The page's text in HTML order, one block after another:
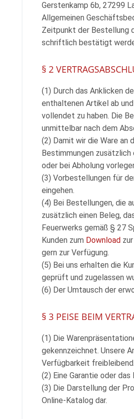
Gerstenkamp 6b, 27299
Allgemeinen
Zeitpunkt der Bestellung
schriftlich bestätigt
§ 2
(1) Durch das Anklicken
enthaltenen Artikel ab
vollendet zu haben. Die
unmittelbar nach dem
(2) Damit wir die Ware an
Bestimmungen zusätzlich
oder bei Abholung
(3) Vorbestellungen für
eingehen.
(4) Bei Bestellungen, die
zusätzlich einen Beleg,
Feuerwerks gemäß § 27
Kunden zum Download
gern zur Verfügung.
(5) Bei uns erhalten die
geprüft und zugelassen
(6) Der Umtausch der
§ 3 PEISE BEIM
(1) Die
gekennzeichnet. Unsere
Verfügbarkeit freibleibend.
(2) Eine Garantie oder
(3) Die Darstellung der
Online-Katalog dar.